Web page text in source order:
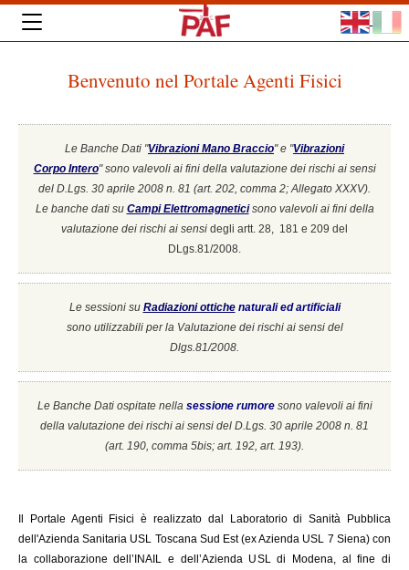
Benvenuto nel Portale Agenti Fisici
Le Banche Dati "Vibrazioni Mano Braccio" e "Vibrazioni
Corpo Intero"sono valevoli ai fini della valutazione dei rischi ai sensi
del D.Lgs. 30 aprile 2008 n. 81 (art. 202, comma 2; Allegato XXXV).
Le banche dati su Campi Elettromagneticisono valevoli ai fini della
valutazione dei rischi ai sensi degli artt. 28, 181 e 209 del
DLgs.81/2008.
Le sessioni su Radiazioni ottiche naturali ed artificiali
sono utilizzabili per la Valutazione dei rischi ai sensi del
Dlgs.81/2008.
Le Banche Dati ospitate nella sessione rumore sono valevoli ai fini
della valutazione dei rischi ai sensi del D.Lgs. 30 aprile 2008 n. 81
(art. 190, comma 5bis; art. 192, art. 193).
Portale Agenti Fisici è realizzato dal Laboratorio di Sanità Pubblica
dell'Azienda Sanitaria USL Toscana Sud Est (ex Azienda USL 7 Siena) con
la collaborazione dell’INAIL e dell’Azienda USL di Modena, al fine di